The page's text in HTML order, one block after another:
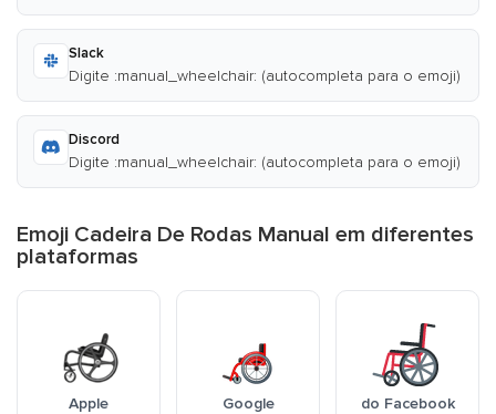
Slack
Digite :manual_wheelchair: (autocompleta para o emoji)
Discord
Digite :manual_wheelchair: (autocompleta para o emoji)
Emoji Cadeira De Rodas Manual em diferentes
plataformas
Apple Google do Facebook